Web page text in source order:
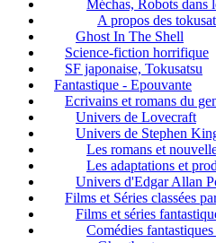
Méchas, Robots dans
A propos des
Ghost In The Shell
Science-fiction horrifique
SF japonaise, Tokusatsu
Fantastique - Epouvante
Ecrivains et romans du
Univers de Lovecraft
Univers de Stephen
Les romans et
Les adaptations et
Univers d'Edgar Allan
Films et Séries classées
Films et séries
Comédies